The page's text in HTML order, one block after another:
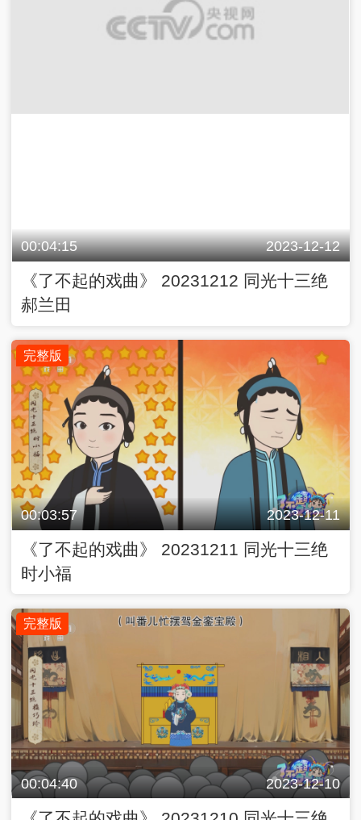
00:04:15 2023-12-12
《了不起的戏曲》 20231212 同光十三绝
郝兰田
完整版
00:03:57 2023-12-11
《了不起的戏曲》 20231211 同光十三绝
时小福
完整版
00:04:40 2023-12-10